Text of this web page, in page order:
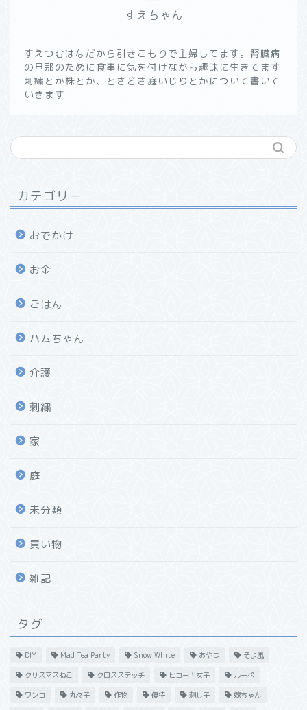
すえちゃん
すえつむはなだから引きこもりで主婦してます。腎臓病
の旦那のために食事に気を付けながら趣味に生きてます
刺繍とか株とか、ときどき庭いじりとかについて書いて
いきます
カテゴリー
おでかけ
お金
ごはん
ハムちゃん
介護
刺繍
家
庭
未分類
買い物
雑記
タグ
DIY Mad Tea Party Snow White おやつ そよ風
クリスマスねこ クロスステッチ ヒコーキ女子 ルーペ
ワンコ 丸々子 作物 優待 刺し子 嫁ちゃん